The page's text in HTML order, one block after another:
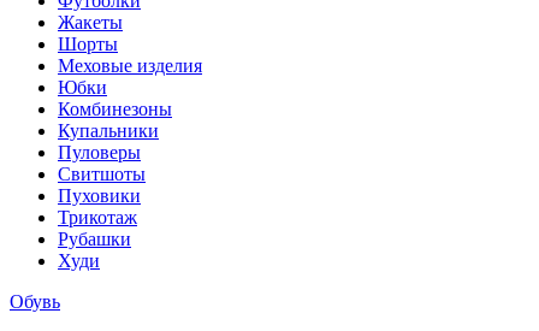
Жакеты
Шорты
Меховые изделия
Юбки
Комбинезоны
Купальники
Пуловеры
Свитшоты
Пуховики
Трикотаж
Рубашки
Худи
Обувь